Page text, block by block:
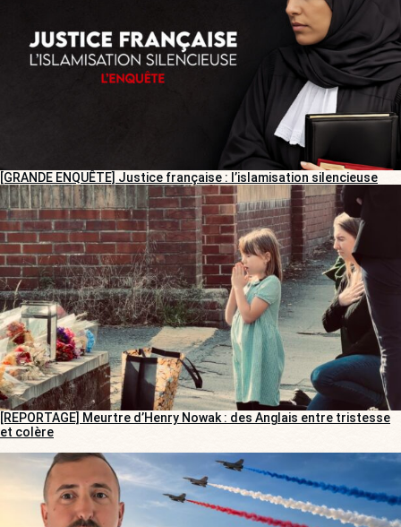
[GRANDE ENQUÊTE] Justice française : l’islamisation silencieuse
[REPORTAGE] Meurtre d’Henry Nowak : des Anglais entre tristesse
et colère